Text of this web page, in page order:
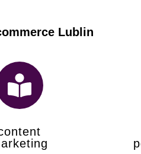
Lublin